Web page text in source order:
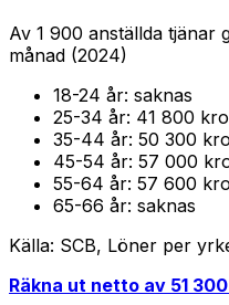
Av 1 900 anställda tjänar
månad (2024)
18-24 år: saknas
25-34 år: 41 800
35-44 år: 50 300
45-54 år: 57 000
55-64 år: 57 600
65-66 år: saknas
Källa: SCB, Löner per
Räkna ut netto av 51 300